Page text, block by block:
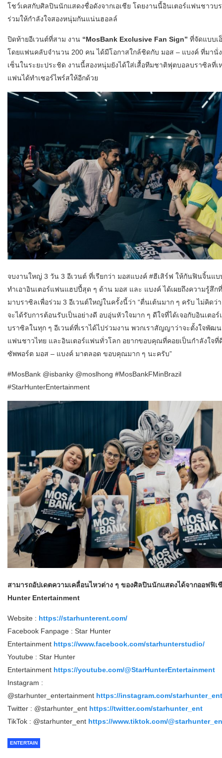
โชว์เคสกับศิลปินนักแสดงชื่อดังจากเอเชีย โดยงานนี้อินเตอร์แฟนชาวบ
ร่วมให้กำลังใจสองหนุ่มกันแน่นฮอลล์
ปิดท้ายอีเวนต์ที่สาม งาน “MosBank Exclusive Fan Sign” ที่จัดแบบเ
โดยแฟนคลับจำนวน 200 คน ได้มีโอกาสใกล้ชิดกับ มอส – แบงค์ ที่มานั่
เซ็นในระยะประชิด งานนี้สองหนุ่มยังได้ใส่เสื้อทีมชาติฟุตบอลบราซิลที่เ
แฟนได้ทำเซอร์ไพร์สให้อีกด้วย
จบงานใหญ่ 3 วัน 3 อีเวนต์ ที่เรียกว่า มอสแบงค์ #ฮีเสิร์ฟ ให้กันฟินจิ้นแบ
ทำเอาอินเตอร์แฟนแฮปปี้สุด ๆ ด้าน มอส และ แบงค์ ได้เผยถึงความรู้สึก
มาบราซิลเพื่อร่วม 3 อีเวนต์ใหญ่ในครั้งนี้ว่า “ตื่นเต้นมาก ๆ ครับ ไม่คิดว่
จะได้รับการต้อนรับเป็นอย่างดี อบอุ่นหัวใจมาก ๆ ดีใจที่ได้เจอกับอินเตอ
บราซิลในทุก ๆ อีเวนต์ที่เราได้ไปร่วมงาน พวกเราสัญญาว่าจะตั้งใจพัฒน
แฟนชาวไทย และอินเตอร์แฟนทั่วโลก อยากขอบคุณที่คอยเป็นกำลังใจที่
ซัพพอร์ต มอส – แบงค์ มาตลอด ขอบคุณมาก ๆ นะครับ”
#MosBank @isbanky @moslhong #MosBankFMinBrazil
#StarHunterEntertainment
สามารถอัปเดตความเคลื่อนไหวต่าง ๆ ของศิลปินนักแสดงได้จากออฟฟิเ
Hunter Entertainment
Website : https://starhunterent.com/
Facebook Fanpage : Star Hunter
Entertainment https://www.facebook.com/starhunterstudio/
Youtube : Star Hunter
Entertainment https://youtube.com/@StarHunterEntertainment
Instagram :
@starhunter_entertainment https://instagram.com/
Twitter : @starhunter_ent https://twitter.com/starhunter_ent
TikTok : @starhunter_ent https://www.tiktok.com/
ENTERTAIN